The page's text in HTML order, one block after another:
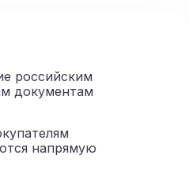
российским
документам
напрямую